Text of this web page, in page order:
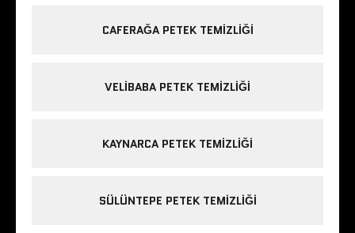
CAFERAĞA PETEK TEMIZLIĞI
VELIBABA PETEK TEMIZLIĞI
KAYNARCA PETEK TEMIZLIĞI
SÜLÜNTEPE PETEK TEMIZLIĞI